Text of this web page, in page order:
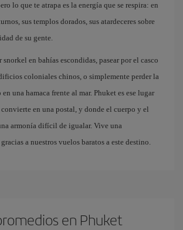
lo que te atrapa es la energía que se respira: en
sus templos dorados, sus atardeceres sobre
de su gente.
en bahías escondidas, pasear por el casco
coloniales chinos, o simplemente perder la
una hamaca frente al mar. Phuket es ese lugar
en una postal, y donde el cuerpo y el
armonía difícil de igualar. Vive una
a nuestros vuelos baratos a este destino.
en Phuket